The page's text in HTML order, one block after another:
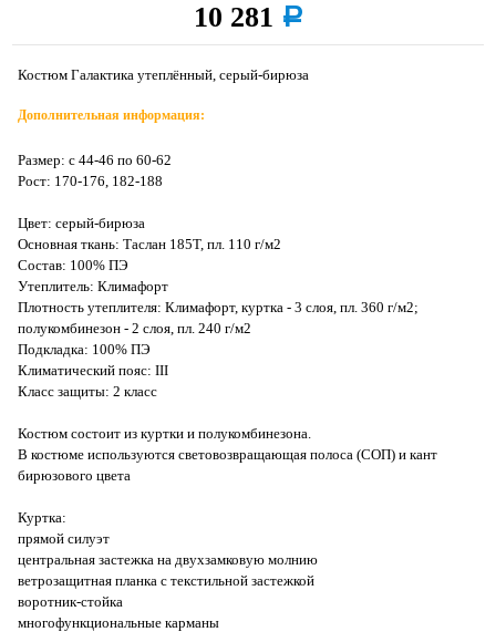
10 281 a
Костюм Галактика утеплённый, серый-бирюза
Дополнительная информация:
Размер: с 44-46 по 60-62
Рост: 170-176, 182-188
Цвет: серый-бирюза
Основная ткань: Таслан 185Т, пл. 110 г/м2
Состав: 100% ПЭ
Утеплитель: Климафорт
Плотность утеплителя: Климафорт, куртка - 3 слоя, пл. 360 г/м2;
полукомбинезон - 2 слоя, пл. 240 г/м2
Подкладка: 100% ПЭ
Климатический пояс: III
Класс защиты: 2 класс
Костюм состоит из куртки и полукомбинезона.
В костюме используются световозвращающая полоса (СОП) и кант
бирюзового цвета
Куртка:
прямой силуэт
центральная застежка на двухзамковую молнию
ветрозащитная планка с текстильной застежкой
воротник-стойка
многофункциональные карманы